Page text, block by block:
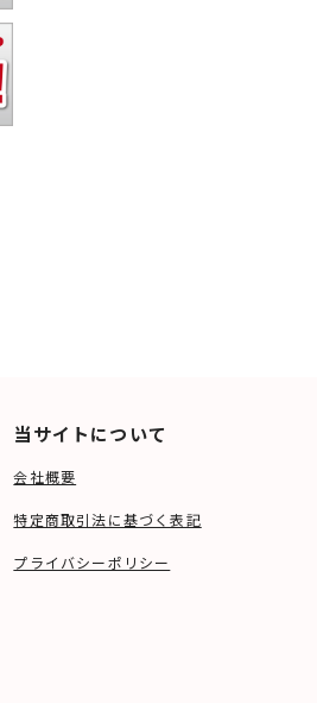
当サイトについて
会社概要
特定商取引法に基づく表記
プライバシーポリシー